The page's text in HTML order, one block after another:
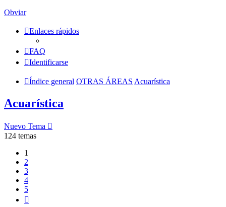
Obviar
Enlaces rápidos
FAQ
Identificarse
Índice general OTRAS ÁREAS Acuarística
Acuarística
Nuevo Tema
124 temas
1
2
3
4
5